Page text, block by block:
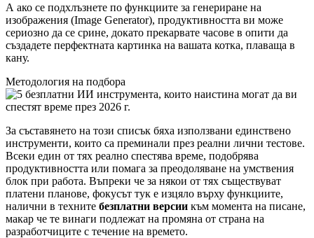
А ако се подхлъзнете по функциите за генериране на
изображения (Image Generator), продуктивността ви може
сериозно да се срине, докато прекарвате часове в опити да
създадете перфектната картинка на вашата котка, плаваща в
кану.
Методология на подбора
За съставянето на този списък бяха използвани единствено
инструменти, които са преминали през реални лични тестове.
Всеки един от тях реално спестява време, подобрява
продуктивността или помага за преодоляване на умствения
блок при работа. Въпреки че за някои от тях съществуват
платени планове, фокусът тук е изцяло върху функциите,
налични в техните безплатни версии към момента на писане,
макар че те винаги подлежат на промяна от страна на
разработчиците с течение на времето.